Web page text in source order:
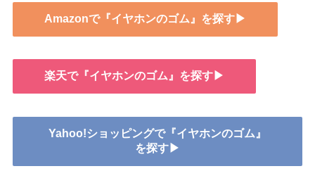
Amazonで『イヤホンのゴム』を探す▶
楽天で『イヤホンのゴム』を探す▶
Yahoo!ショッピングで『イヤホンのゴム』
を探す▶